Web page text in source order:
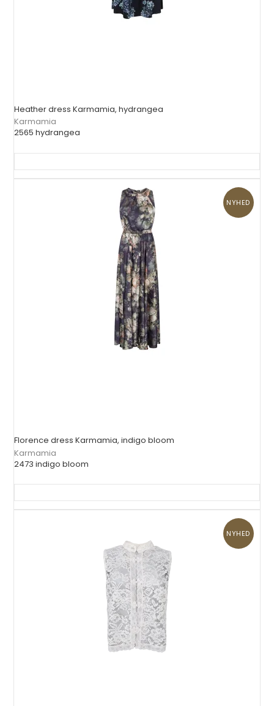
Heather dress Karmamia, hydrangea
Karmamia
2565 hydrangea
NYHED
Florence dress Karmamia, indigo bloom
Karmamia
2473 indigo bloom
NYHED